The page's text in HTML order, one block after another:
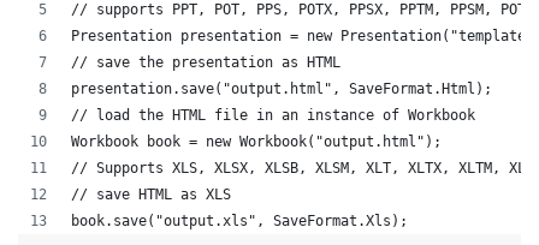
// supports PPT, POT, PPS, POTX, PPSX, PPTM, PPSM,
Presentation presentation = new
// save the presentation as HTML
presentation.save("output.html", SaveFormat.Html);
// load the HTML file in an instance of Workbook
Workbook book = new Workbook("output.html");
// Supports XLS, XLSX, XLSB, XLSM, XLT, XLTX, XLTM,
// save HTML as XLS
book.save("output.xls", SaveFormat.Xls);